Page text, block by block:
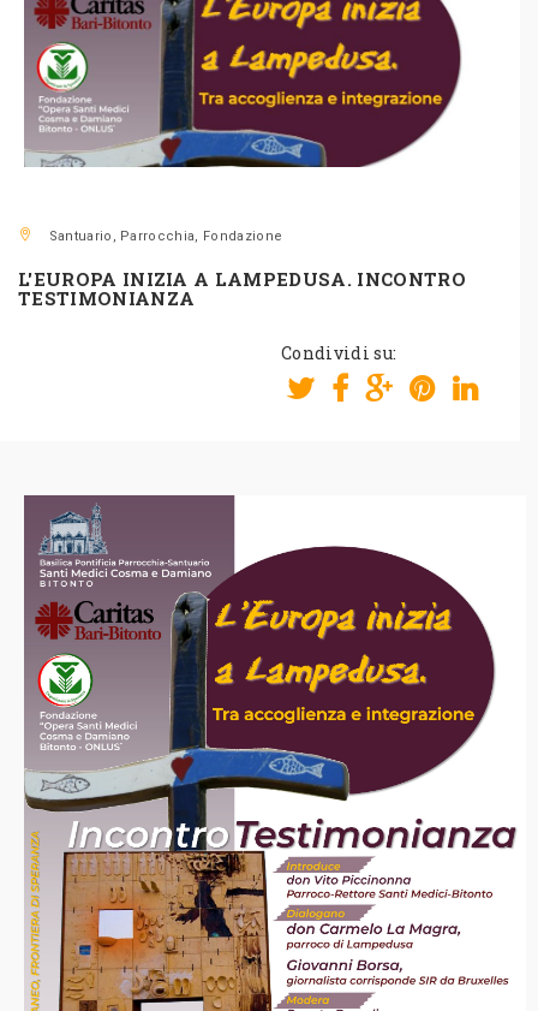
Santuario, Parrocchia, Fondazione
L'EUROPA INIZIA A LAMPEDUSA. INCONTRO
TESTIMONIANZA
Condividi su: